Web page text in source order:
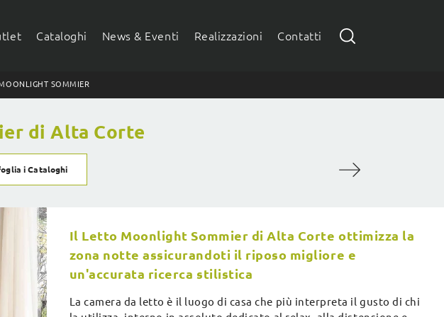
Cataloghi News & Eventi Realizzazioni Contatti
SOMMIER
di Alta Corte
i Cataloghi
Il Letto Moonlight Sommier di Alta Corte ottimizza la
zona notte assicurandoti il riposo migliore e
un'accurata ricerca stilistica
La camera da letto è il luogo di casa che più interpreta il gusto di chi